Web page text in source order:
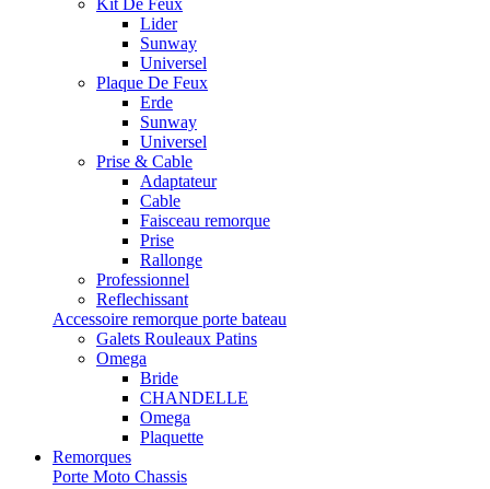
Kit De Feux
Lider
Sunway
Universel
Plaque De Feux
Erde
Sunway
Universel
Prise & Cable
Adaptateur
Cable
Faisceau remorque
Prise
Rallonge
Professionnel
Reflechissant
Accessoire remorque porte bateau
Galets Rouleaux Patins
Omega
Bride
CHANDELLE
Omega
Plaquette
Remorques
Porte Moto Chassis